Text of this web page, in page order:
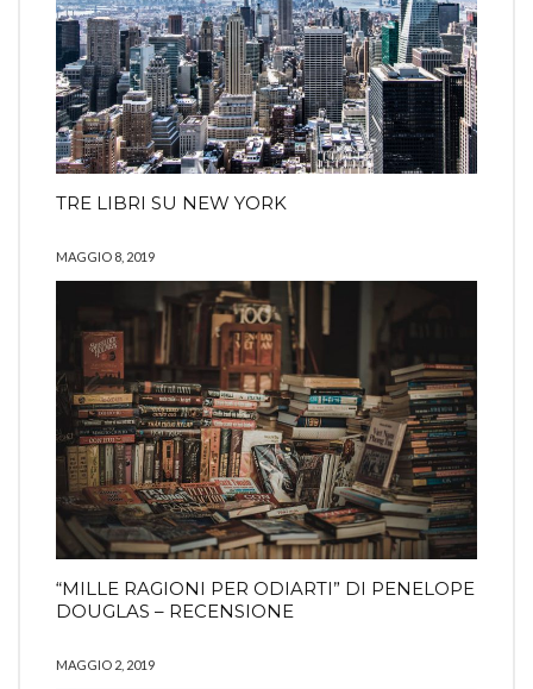
TRE LIBRI SU NEW YORK
MAGGIO 8, 2019
“MILLE RAGIONI PER ODIARTI” DI PENELOPE
DOUGLAS – RECENSIONE
MAGGIO 2, 2019